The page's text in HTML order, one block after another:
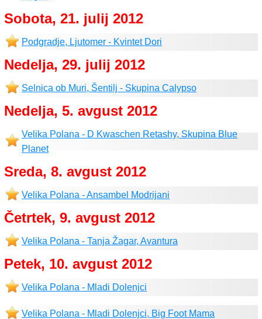
Sobota, 21. julij 2012
Podgradje, Ljutomer - Kvintet Dori
Nedelja, 29. julij 2012
Selnica ob Muri, Šentilj - Skupina Calypso
Nedelja, 5. avgust 2012
Velika Polana - D Kwaschen Retashy, Skupina Blue
Planet
Sreda, 8. avgust 2012
Velika Polana - Ansambel Modrijani
Četrtek, 9. avgust 2012
Velika Polana - Tanja Žagar, Avantura
Petek, 10. avgust 2012
Velika Polana - Mladi Dolenjci
Velika Polana - Mladi Dolenjci, Big Foot Mama